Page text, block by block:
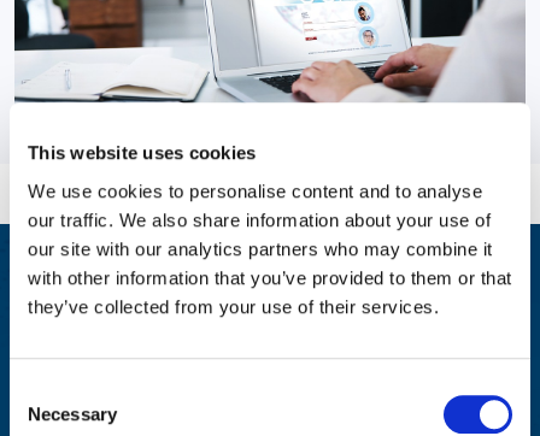
This website uses cookies
We use cookies to personalise content and to analyse
our traffic. We also share information about your use of
our site with our analytics partners who may combine it
with other information that you’ve provided to them or that
they’ve collected from your use of their services.
Selection
Necessary
Soutien physique
poids, l'arrêt du tabac, la forme physique et l'exercice, la
nutrition et la gestion du stress peut aider les salariés à mener
une vie plus saine.